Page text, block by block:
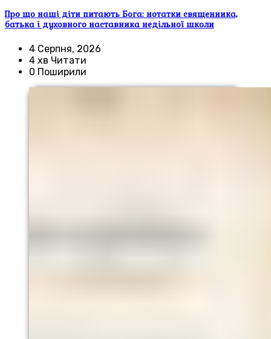
Про що наші діти питають Бога: нотатки священника,
батька і духовного наставника недільної школи
4 Серпня, 2026
4 хв Читати
0 Поширили